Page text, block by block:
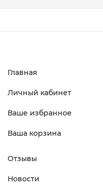
Главная
Личный кабинет
Ваше избранное
Ваша корзина
Отзывы
Новости